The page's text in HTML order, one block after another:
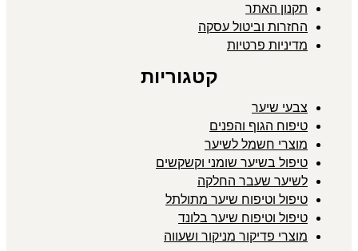
תקנון האתר
החזרות וביטול עסקה
מדיניות פרטיות
קטגוריות
צבעי שיער
טיפוח הגוף והפנים
מוצרי חשמל לשיער
טיפול בשיער שומני וקשקשים
לשיער שעבר החלקה
טיפול וטיפוח שיער מתולתל
טיפול וטיפוח שיער בלונד
מוצרי פדיקור מניקור ושעווה